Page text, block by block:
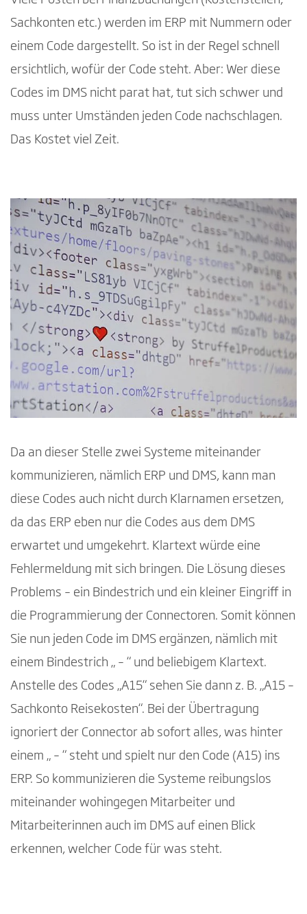
Sachkonten etc.) werden im ERP mit Nummern oder
einem Code dargestellt. So ist in der Regel schnell
ersichtlich, wofür der Code steht. Aber: Wer diese
Codes im DMS nicht parat hat, tut sich schwer und
muss unter Umständen jeden Code nachschlagen.
Das Kostet viel Zeit.
Da an dieser Stelle zwei Systeme miteinander
kommunizieren, nämlich ERP und DMS, kann man
diese Codes auch nicht durch Klarnamen ersetzen,
da das ERP eben nur die Codes aus dem DMS
erwartet und umgekehrt. Klartext würde eine
Fehlermeldung mit sich bringen. Die Lösung dieses
Problems – ein Bindestrich und ein kleiner Eingriff in
die Programmierung der Connectoren. Somit können
Sie nun jeden Code im DMS ergänzen, nämlich mit
einem Bindestrich „ – “ und beliebigem Klartext.
Anstelle des Codes „A15“ sehen Sie dann z. B. „A15 –
Sachkonto Reisekosten“. Bei der Übertragung
ignoriert der Connector ab sofort alles, was hinter
einem „ – “ steht und spielt nur den Code (A15) ins
ERP. So kommunizieren die Systeme reibungslos
miteinander wohingegen Mitarbeiter und
Mitarbeiterinnen auch im DMS auf einen Blick
erkennen, welcher Code für was steht.